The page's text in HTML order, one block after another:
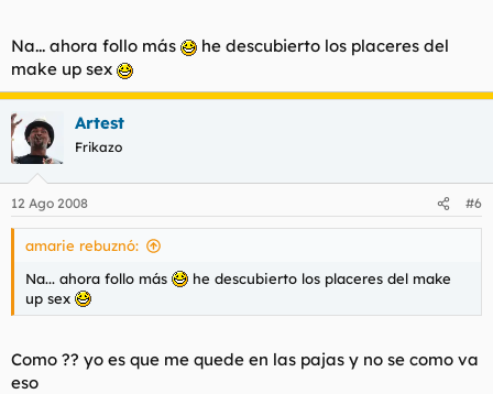
Na... ahora follo más
he descubierto los placeres del
make up sex
Artest
Frikazo
12 Ago 2008 #6
amarie rebuznó:
Na... ahora follo más
he descubierto los placeres del make
up sex
Como ?? yo es que me quede en las pajas y no se como va
eso